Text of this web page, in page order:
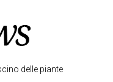
delle piante